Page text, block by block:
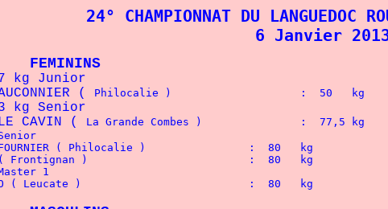
24° CHAMPIONNAT DU LANGUEDOC
6 Janvier
FEMININS
kg Junior
(
Philocalie ) 		    	:  50   kg
kg Senior
CAVIN (
La Grande Combes ) 	    	:  77,5 kg
	1° MELANIE PETIT FOURNIER ( Philocalie )		:  80   kg
	2° CAROLINE SUNE ( Frontignan )				:  80   kg
1
	1° NICOLE CERVASIO ( Leucate )				:  80   kg